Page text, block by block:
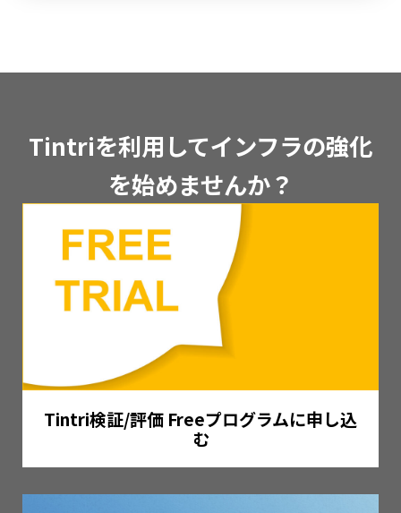
Tintriを利用してインフラの強化
を始めませんか？
Tintri検証/評価 Freeプログラムに申し込
む